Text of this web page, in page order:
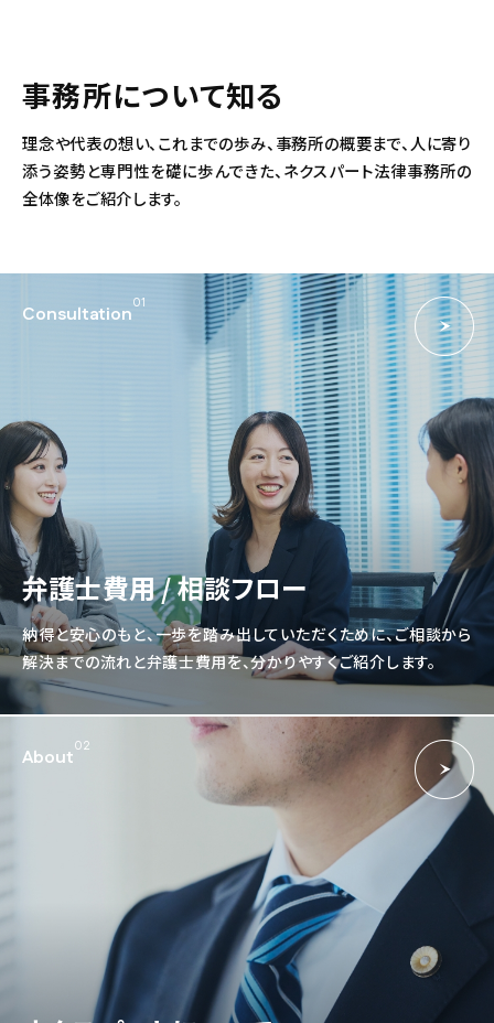
事務所について知る
理念や代表の想い、これまでの歩み、事務所の概要まで、人に寄り
添う姿勢と専門性を礎に歩んできた、ネクスパート法律事務所の
全体像をご紹介します。
Consultation01
弁護士費用 / 相談フロー
納得と安心のもと、一歩を踏み出していただくために、ご相談から
解決までの流れと弁護士費用を、分かりやすくご紹介します。
About02